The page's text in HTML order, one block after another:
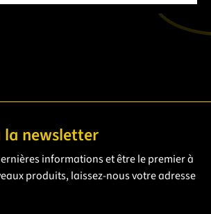
la newsletter
informations et être le premier à
produits, laissez-nous votre adresse